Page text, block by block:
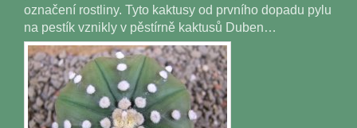
označení rostliny. Tyto kaktusy od prvního dopadu pylu
na pestík vznikly v pěstírně kaktusů Duben…